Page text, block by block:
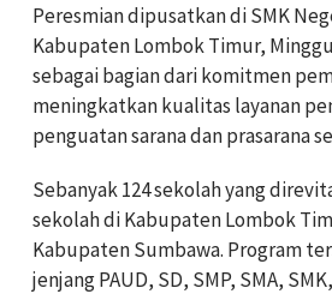
Peresmian dipusatkan di SMK
Kabupaten Lombok Timur, Minggu
sebagai bagian dari komitmen
meningkatkan kualitas layanan
penguatan sarana dan prasarana
Sebanyak 124 sekolah yang
sekolah di Kabupaten Lombok
Kabupaten Sumbawa. Program
jenjang PAUD, SD, SMP, SMA,